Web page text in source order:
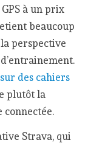
à un prix
beaucoup
la perspective
des cahiers
plutôt la
Strava, qui